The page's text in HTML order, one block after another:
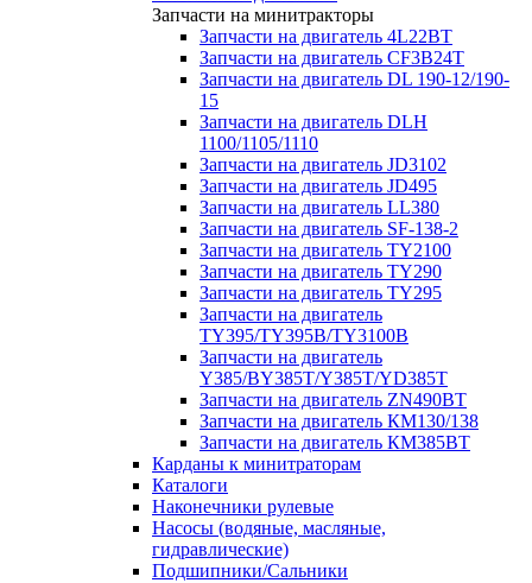
Запчасти на минитракторы
Запчасти на двигатель 4L22BT
Запчасти на двигатель CF3B24T
Запчасти на двигатель DL 190-12/190-
15
Запчасти на двигатель DLH
1100/1105/1110
Запчасти на двигатель JD3102
Запчасти на двигатель JD495
Запчасти на двигатель LL380
Запчасти на двигатель SF-138-2
Запчасти на двигатель TY2100
Запчасти на двигатель TY290
Запчасти на двигатель TY295
Запчасти на двигатель
TY395/TY395В/TY3100В
Запчасти на двигатель
Y385/BY385T/Y385T/YD385T
Запчасти на двигатель ZN490BT
Запчасти на двигатель КМ130/138
Запчасти на двигатель КМ385ВТ
Карданы к минитраторам
Каталоги
Наконечники рулевые
Насосы (водяные, масляные,
гидравлические)
Подшипники/Сальники